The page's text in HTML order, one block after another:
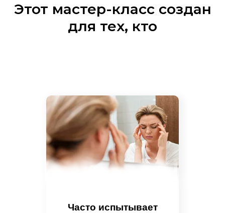
Этот мастер-класс создан
для тех, кто
Часто испытывает